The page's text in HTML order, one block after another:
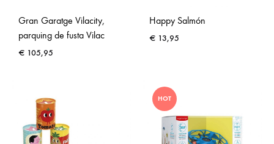
Gran Garatge Vilacity,
parquing de fusta Vilac
€ 105,95
Happy Salmón
€ 13,95
HOT